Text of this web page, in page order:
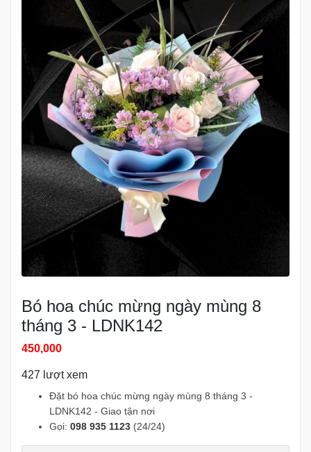
Bó hoa chúc mừng ngày mùng 8
tháng 3 - LDNK142
450,000
427 lượt xem
Đặt bó hoa chúc mừng ngày mùng 8 tháng 3 -
LDNK142 - Giao tận nơi
Gọi: 098 935 1123 (24/24)